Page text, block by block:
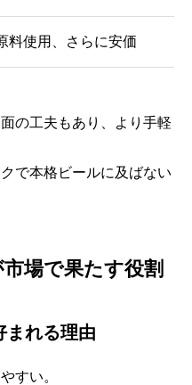
料使用、さらに安価
の工夫もあり、より手軽
で本格ビールに及ばない
場で果たす役割
まれる理由
すい。